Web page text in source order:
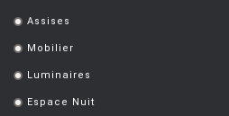
. Assises
. Mobilier
. Luminaires
. Espace Nuit